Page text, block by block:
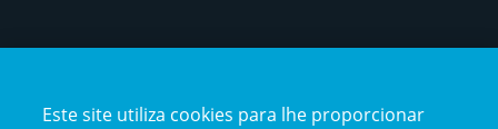
certification2certification3
Este site utiliza cookies para lhe proporcionar